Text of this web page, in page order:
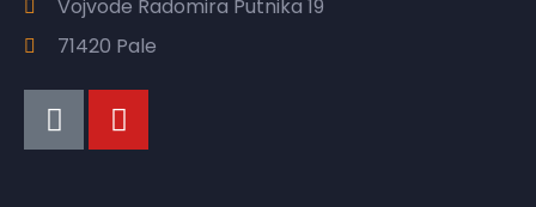
Vojvode Radomira Putnika 19
71420 Pale